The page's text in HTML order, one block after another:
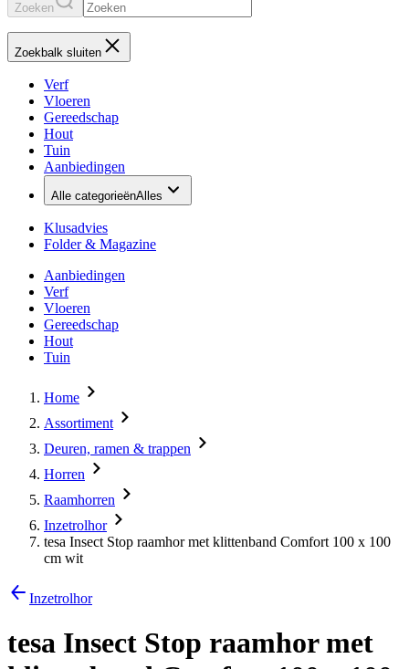
Zoeken
Zoekbalk sluiten
Verf
Vloeren
Gereedschap
Hout
Tuin
Aanbiedingen
Alle categorieënAlles
Klusadvies
Folder & Magazine
Aanbiedingen
Verf
Vloeren
Gereedschap
Hout
Tuin
Home
Assortiment
Deuren, ramen & trappen
Horren
Raamhorren
Inzetrolhor
tesa Insect Stop raamhor met klittenband Comfort 100 x 100
cm wit
Inzetrolhor
tesa Insect Stop raamhor met